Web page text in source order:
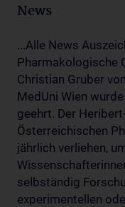
News
...Alle News
Pharmakologische
Christian Gruber
MedUni Wien
geehrt. Der
Österreichischen
jährlich verliehen,
selbständig
experimentellen